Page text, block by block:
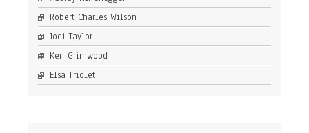
Robert Charles Wilson
Jodi Taylor
Ken Grimwood
Elsa Triolet